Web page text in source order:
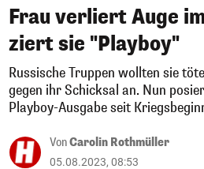
Frau verliert Auge
ziert sie "Playboy"
Russische Truppen wollten sie
gegen ihr Schicksal an. Nun
Playboy-Ausgabe seit
VonCarolin Rothmüller
05.08.2023, 08:53